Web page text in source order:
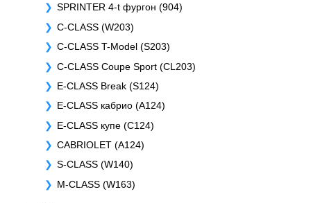
SPRINTER 4-t фургон (904)
C-CLASS (W203)
C-CLASS T-Model (S203)
C-CLASS Coupe Sport (CL203)
E-CLASS Break (S124)
E-CLASS кабрио (A124)
E-CLASS купе (C124)
CABRIOLET (A124)
S-CLASS (W140)
M-CLASS (W163)